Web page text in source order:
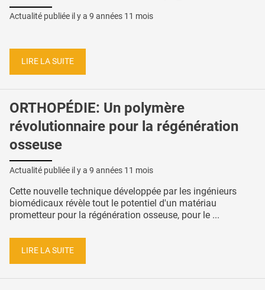
Actualité publiée il y a 9 années 11 mois
LIRE LA SUITE
ORTHOPÉDIE: Un polymère
révolutionnaire pour la régénération
osseuse
Actualité publiée il y a 9 années 11 mois
Cette nouvelle technique développée par les ingénieurs
biomédicaux révèle tout le potentiel d'un matériau
prometteur pour la régénération osseuse, pour le ...
LIRE LA SUITE